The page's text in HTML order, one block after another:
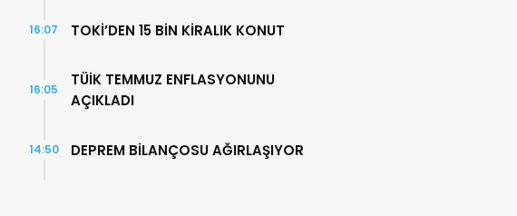
TOKİ’DEN 15 BİN KİRALIK KONUT
16:07
TÜİK TEMMUZ ENFLASYONUNU
AÇIKLADI
16:05
DEPREM BİLANÇOSU AĞIRLAŞIYOR
14:50